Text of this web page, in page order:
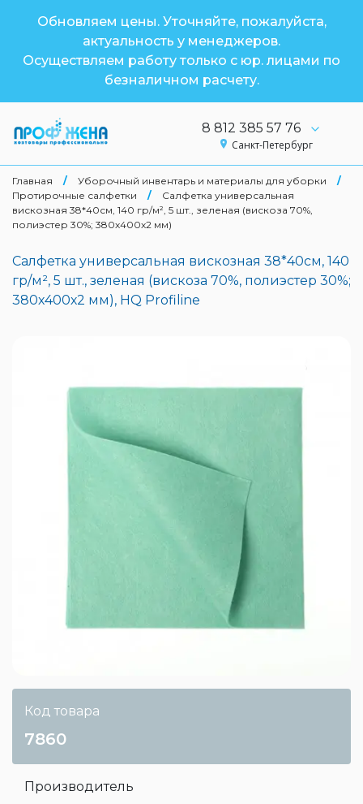
Обновляем цены. Уточняйте, пожалуйста,
актуальность у менеджеров.
Осуществляем работу только с юр. лицами по
безналичном расчету.
8 812 385 57 76
Санкт-Петербург
Главная / Уборочный инвентарь и материалы для уборки
/
Протирочные салфетки
/
Салфетка универсальная
вискозная 38*40см, 140 гр/м², 5 шт., зеленая (вискоза 70%,
полиэстер 30%; 380х400х2 мм)
Салфетка универсальная вискозная 38*40см, 140
гр/м², 5 шт., зеленая (вискоза 70%, полиэстер 30%;
380х400х2 мм), HQ Profiline
Код товара
7860
Производитель